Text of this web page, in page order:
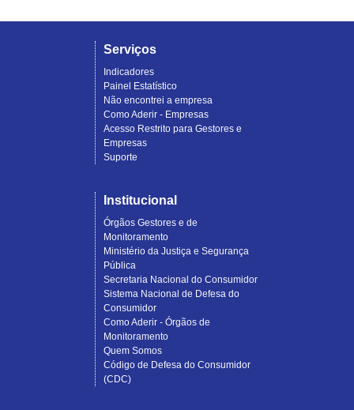
Serviços
Indicadores
Painel Estatístico
Não encontrei a empresa
Como Aderir - Empresas
Acesso Restrito para Gestores e
Empresas
Suporte
Institucional
Órgãos Gestores e de
Monitoramento
Ministério da Justiça e Segurança
Pública
Secretaria Nacional do Consumidor
Sistema Nacional de Defesa do
Consumidor
Como Aderir - Órgãos de
Monitoramento
Quem Somos
Código de Defesa do Consumidor
(CDC)